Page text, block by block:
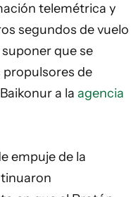
telemétrica y
segundos de vuelo
que se
propulsores de
a la agencia
empuje de la